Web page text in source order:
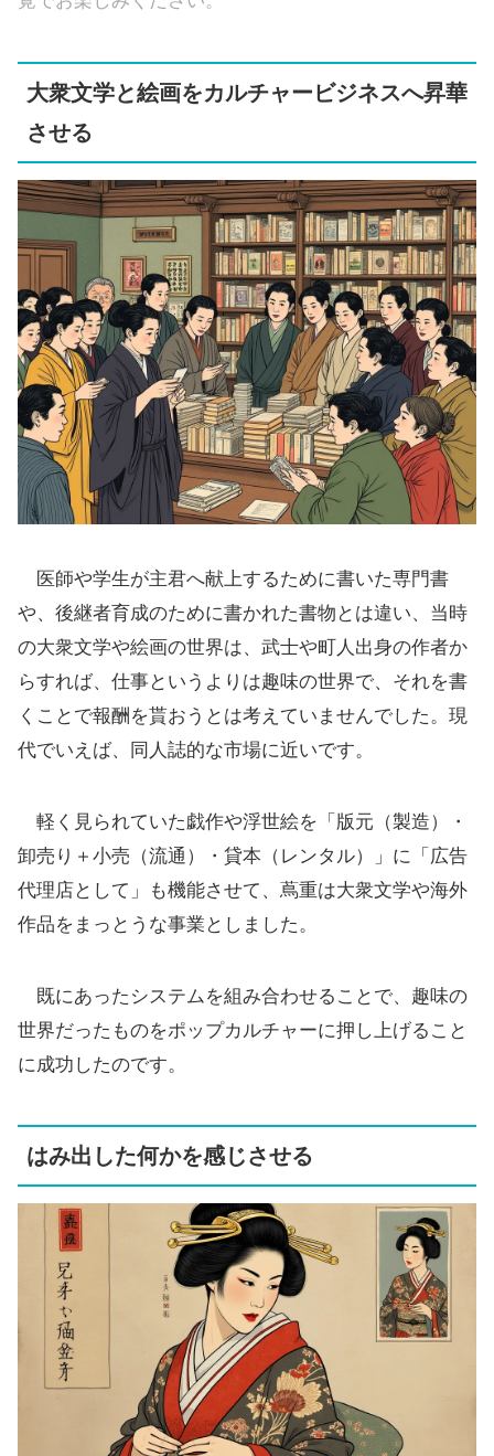
大衆文学と絵画をカルチャービジネスへ昇華
させる
医師や学生が主君へ献上するために書いた専門書
や、後継者育成のために書かれた書物とは違い、当時
の大衆文学や絵画の世界は、武士や町人出身の作者か
らすれば、仕事というよりは趣味の世界で、それを書
くことで報酬を貰おうとは考えていませんでした。現
代でいえば、同人誌的な市場に近いです。
軽く見られていた戯作や浮世絵を「版元（製造）・
卸売り＋小売（流通）・貸本（レンタル）」に「広告
代理店として」も機能させて、蔦重は大衆文学や海外
作品をまっとうな事業としました。
既にあったシステムを組み合わせることで、趣味の
世界だったものをポップカルチャーに押し上げること
に成功したのです。
はみ出した何かを感じさせる